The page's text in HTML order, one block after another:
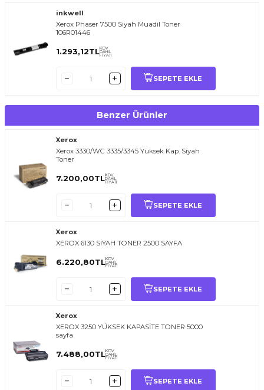
inkwell
Xerox Phaser 7500 Siyah Muadil Toner
106R01446
1.293,12TLKDV
DAHİL
FİYATI
SEPETE EKLE
Benzer Ürünler
Xerox
Xerox 3330/WC 3335/3345 Yüksek Kap. Siyah
Toner
7.200,00TLKDV
DAHİL
FİYATI
SEPETE EKLE
Xerox
XEROX 6130 SİYAH TONER 2500 SAYFA
6.220,80TLKDV
DAHİL
FİYATI
SEPETE EKLE
Xerox
XEROX 3250 YÜKSEK KAPASİTE TONER 5000
sayfa
7.488,00TLKDV
DAHİL
FİYATI
SEPETE EKLE